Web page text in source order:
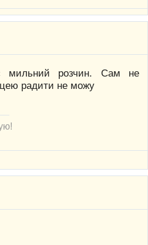
мильний розчин. Сам не
радити не можу